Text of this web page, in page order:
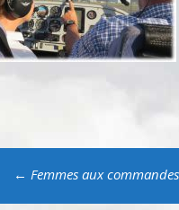
← Femmes aux commandes